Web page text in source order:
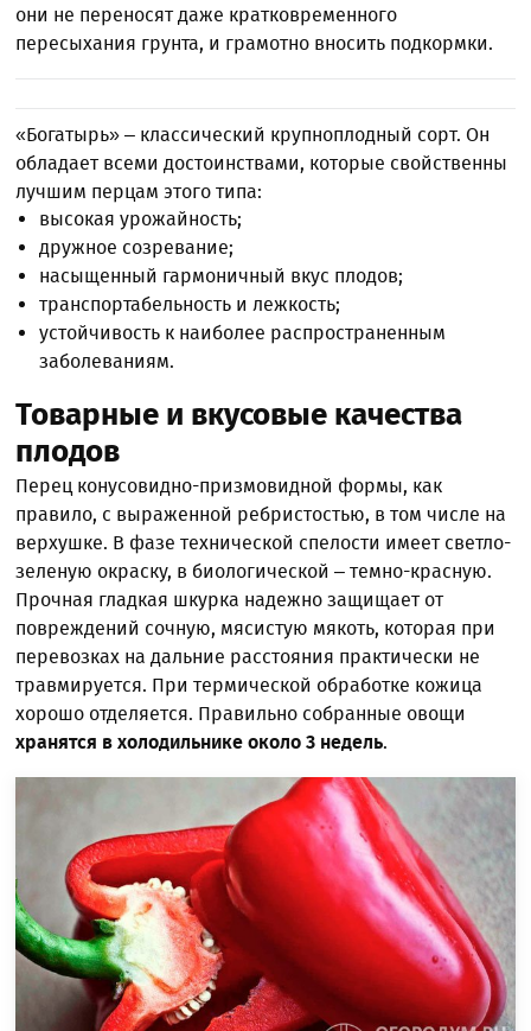
они не переносят даже кратковременного
пересыхания грунта, и грамотно вносить подкормки.
«Богатырь» – классический крупноплодный сорт. Он
обладает всеми достоинствами, которые свойственны
лучшим перцам этого типа:
высокая урожайность;
дружное созревание;
насыщенный гармоничный вкус плодов;
транспортабельность и лежкость;
устойчивость к наиболее распространенным
заболеваниям.
Товарные и вкусовые качества
плодов
Перец конусовидно-призмовидной формы, как
правило, с выраженной ребристостью, в том числе на
верхушке. В фазе технической спелости имеет светло-
зеленую окраску, в биологической – темно-красную.
Прочная гладкая шкурка надежно защищает от
повреждений сочную, мясистую мякоть, которая при
перевозках на дальние расстояния практически не
травмируется. При термической обработке кожица
хорошо отделяется. Правильно собранные овощи
хранятся в холодильнике около 3 недель.